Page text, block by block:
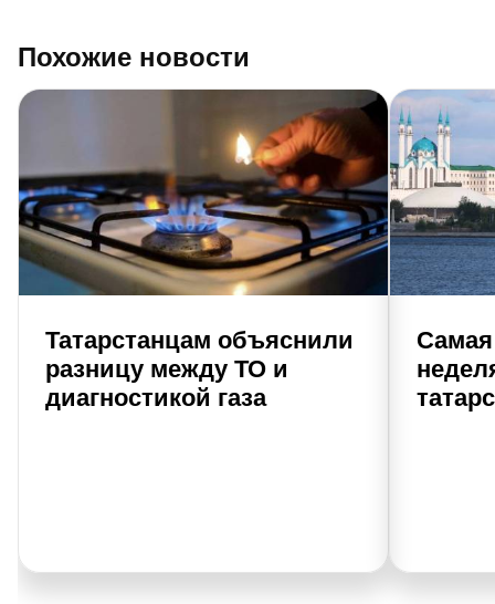
Похожие новости
Татарстанцам объяснили
разницу между ТО и
диагностикой газа
Самая